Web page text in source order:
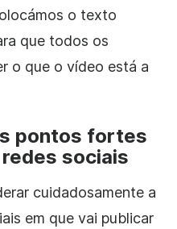
o texto
que todos os
o que o vídeo está a
pontos fortes
sociais
cuidadosamente a
em que vai publicar